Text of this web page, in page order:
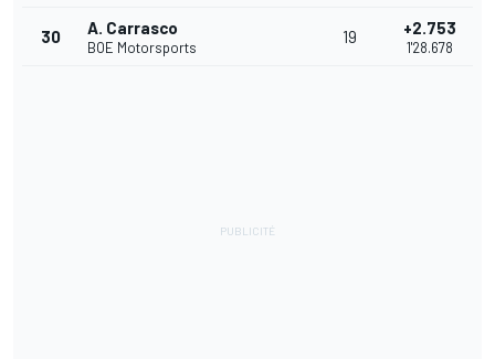
30 A. Carrasco
BOE Motorsports
19 +2.753
1'28.678